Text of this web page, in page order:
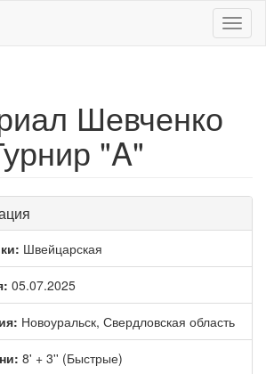
Шевченко
"A"
Швейцарская
05.07.2025
Новоуральск, Свердловская область
8' + 3'' (Быстрые)